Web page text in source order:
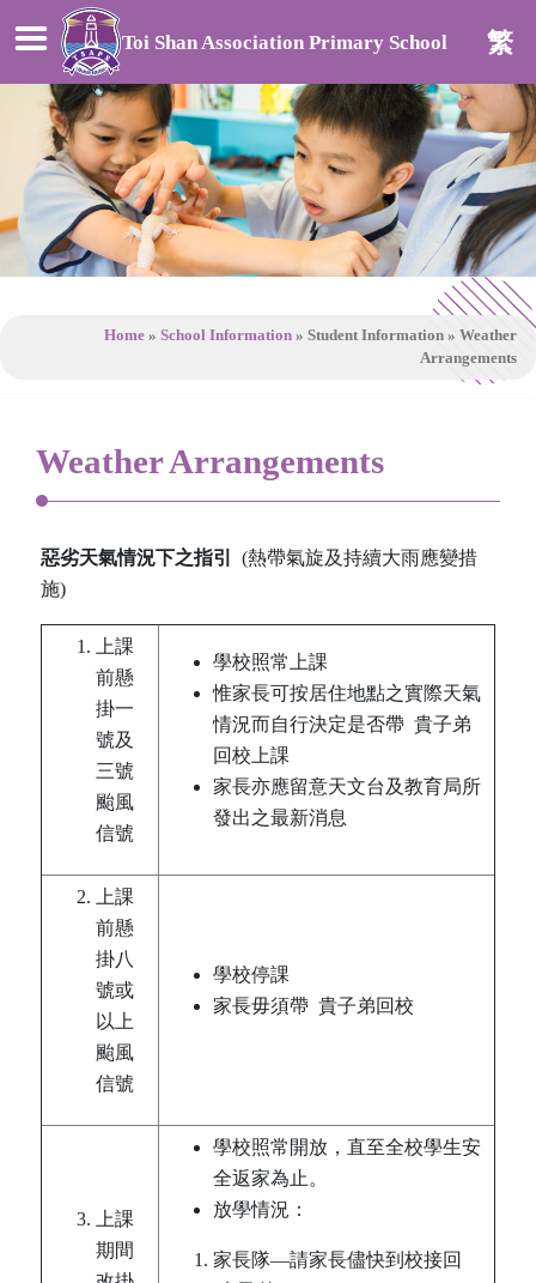
Toi Shan Association Primary School 繁
Home » School Information » Student Information » Weather
Arrangements
Weather Arrangements
惡劣天氣情況下之指引
(熱帶氣旋及持續大雨應變措
施)
上課
前懸
掛一
號及
三號
颱風
信號
學校照常上課
惟家長可按居住地點之實際天氣
情況而自行決定是否帶 貴子弟
回校上課
家長亦應留意天文台及教育局所
發出之最新消息
上課
前懸
掛八
號或
以上
颱風
信號
學校停課
家長毋須帶 貴子弟回校
上課
期間
學校照常開放，直至全校學生安
全返家為止。
放學情況：
家長隊—請家長儘快到校接回